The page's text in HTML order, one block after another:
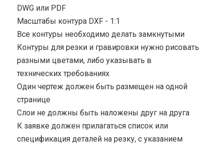
DWG или PDF
Масштабы контура DXF - 1:1
Все контуры необходимо делать замкнутыми
Контуры для резки и гравировки нужно рисовать
разными цветами, либо указывать в
технических требованиях
Один чертеж должен быть размещен на одной
странице
Cлои не должны быть наложены друг на друга
К заявке должен прилагаться список или
спецификация деталей на резку, с указанием